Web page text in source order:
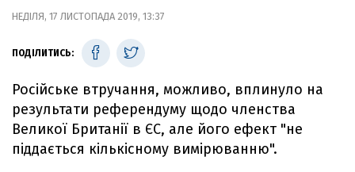
НЕДІЛЯ, 17 ЛИСТОПАДА 2019, 13:37
ПОДІЛИТИСЬ:
Російське втручання, можливо, вплинуло на
результати референдуму щодо членства
Великої Британії в ЄС, але його ефект "не
піддається кількісному вимірюванню".